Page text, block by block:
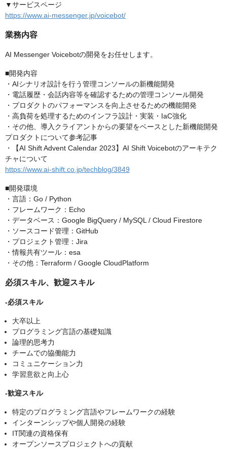
▼サービスページ
https://www.ai-messenger.jp/voicebot/
業務内容
AI Messenger Voicebotの開発をお任せします。
■開発内容
・AIシナリオ設計を行う管理コンソールの新機能開発
・電話履歴・会話内容等を確認するための管理コンソール開発
・プロダクトのパフォーマンスを向上させるための機能開発
・高負荷を処理するためのインフラ設計・実装・IaC強化
・その他、導入クライアントからの要望をベースとした新機能開発 ️
プロダクトについて参考記事
・【AI Shift Advent Calendar 2023】AI Shift Voicebotのアーキテク
チャについて
https://www.ai-shift.co.jp/techblog/3849
■開発環境
・言語：Go / Python
・フレームワーク：Echo
・データベース：Google BigQuery / MySQL / Cloud Firestore
・ソースコード管理：GitHub
・プロジェクト管理：Jira
・情報共有ツール：esa
・その他：Terraform / Google CloudPlatform
必須スキル、歓迎スキル
-必須スキル
大卒以上
プログラミング言語の基礎知識
論理的思考力
チームでの協働能力
コミュニケーション力
学習意欲と向上心
‐歓迎スキル
特定のプログラミング言語やフレームワークの経験
インターンシップや個人開発の経験
IT関連の資格保有
オープンソースプロジェクトへの貢献